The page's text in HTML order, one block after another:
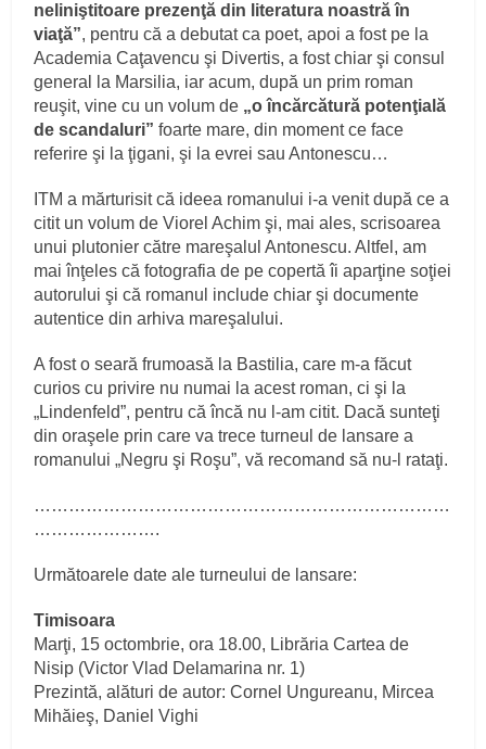
neliniştitoare prezenţă din literatura noastră în
viaţă”, pentru că a debutat ca poet, apoi a fost pe la
Academia Caţavencu şi Divertis, a fost chiar şi consul
general la Marsilia, iar acum, după un prim roman
reuşit, vine cu un volum de „o încărcătură potenţială
de scandaluri” foarte mare, din moment ce face
referire şi la ţigani, şi la evrei sau Antonescu…
ITM a mărturisit că ideea romanului i-a venit după ce a
citit un volum de Viorel Achim şi, mai ales, scrisoarea
unui plutonier către mareşalul Antonescu. Altfel, am
mai înţeles că fotografia de pe copertă îi aparţine soţiei
autorului şi că romanul include chiar şi documente
autentice din arhiva mareşalului.
A fost o seară frumoasă la Bastilia, care m-a făcut
curios cu privire nu numai la acest roman, ci şi la
„Lindenfeld”, pentru că încă nu l-am citit. Dacă sunteţi
din oraşele prin care va trece turneul de lansare a
romanului „Negru şi Roşu”, vă recomand să nu-l rataţi.
………………………………………………………………
………………….
Următoarele date ale turneului de lansare:
Timisoara
Marţi, 15 octombrie, ora 18.00, Librăria Cartea de
Nisip (Victor Vlad Delamarina nr. 1)
Prezintă, alături de autor: Cornel Ungureanu, Mircea
Mihăieş, Daniel Vighi